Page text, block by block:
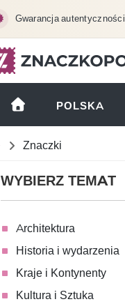
Gwarancja autentyczności
POLSKA
Znaczki
WYBIERZ TEMAT
Architektura
Historia i wydarzenia
Kraje i Kontynenty
Kultura i Sztuka